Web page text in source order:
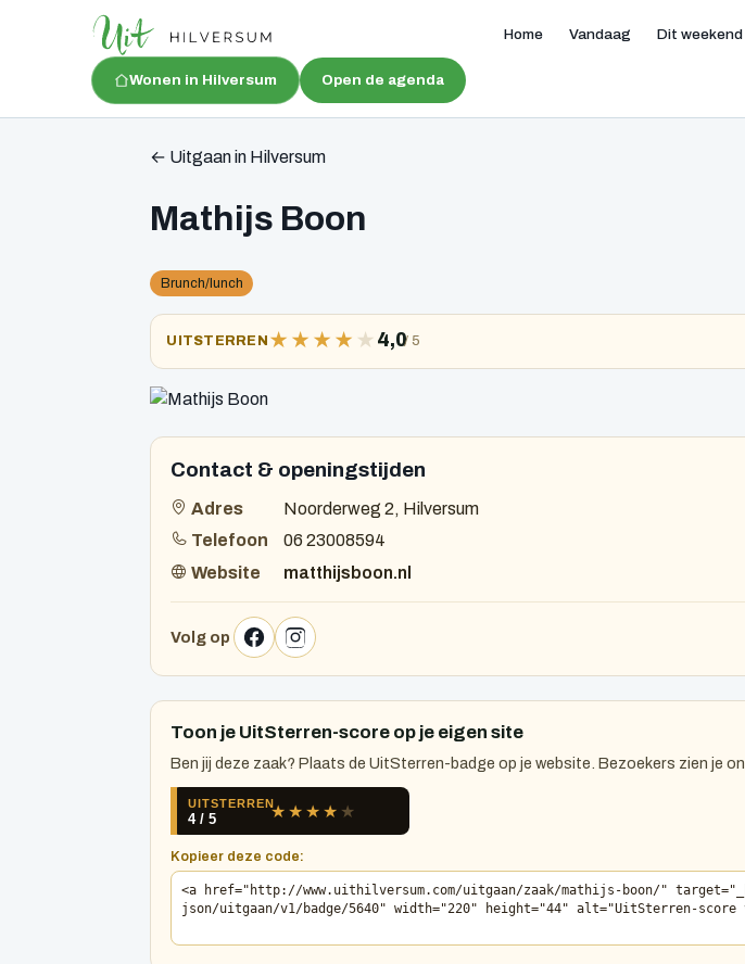
Home Vandaag Dit weekend
Wonen in Hilversum Open de agenda
← Uitgaan in Hilversum
Mathijs Boon
Brunch/lunch
UITSTERREN ★ ★ ★ ★ ★ 4,0/ 5
Contact & openingstijden
Adres
Noorderweg 2, Hilversum
Telefoon
06 23008594
Website
matthijsboon.nl
Volg op
Toon je UitSterren-score op je eigen site
Ben jij deze zaak? Plaats de UitSterren-badge op je website. Bezoekers zien je
Kopieer deze code: